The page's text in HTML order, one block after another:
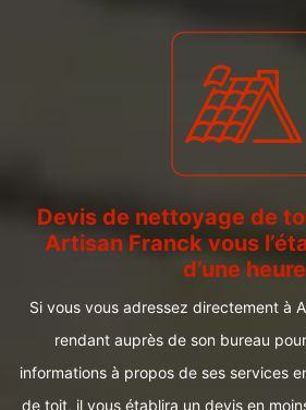
Devis de nettoyage de
Artisan Franck vous
d’une heure
Si vous vous adressez directement à
rendant auprès de son bureau
informations à propos de ses services
de toit, il vous établira un devis en